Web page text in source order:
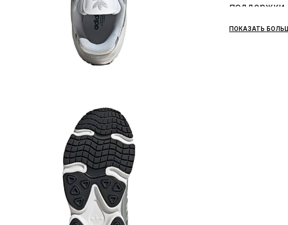
ПОКАЗАТЬ